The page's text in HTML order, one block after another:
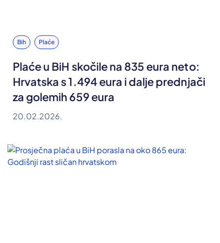
Bih Plaće
Plaće u BiH skočile na 835 eura neto:
Hrvatska s 1.494 eura i dalje prednjači
za golemih 659 eura
20.02.2026.